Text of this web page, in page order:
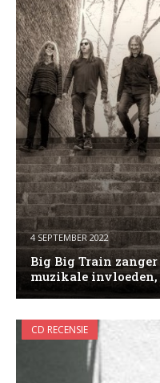
4 SEPTEMBER 2022
Big Big Train
muzikale invloeden,
CD RECENSIE